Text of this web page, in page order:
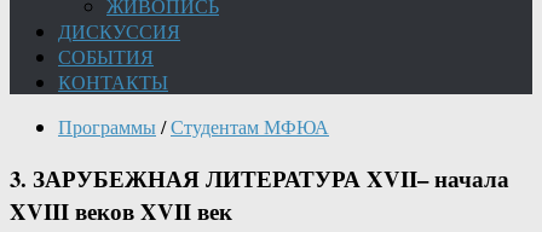
ЖИВОПИСЬ
ДИСКУССИЯ
СОБЫТИЯ
КОНТАКТЫ
Программы/Студентам МФЮА
3. ЗАРУБЕЖНАЯ ЛИТЕРАТУРА XVII– начала
XVIII веков XVII век